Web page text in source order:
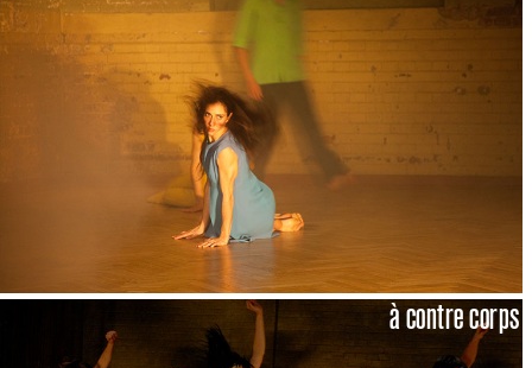
à contre corps